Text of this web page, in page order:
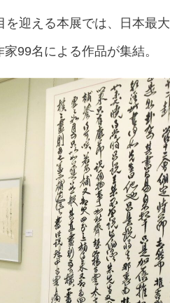
迎える本展では、日本最大
99名による作品が集結。